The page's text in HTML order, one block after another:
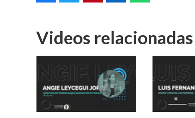
Videos relacionadas